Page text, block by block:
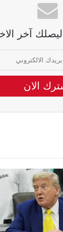
ليصلك آخر